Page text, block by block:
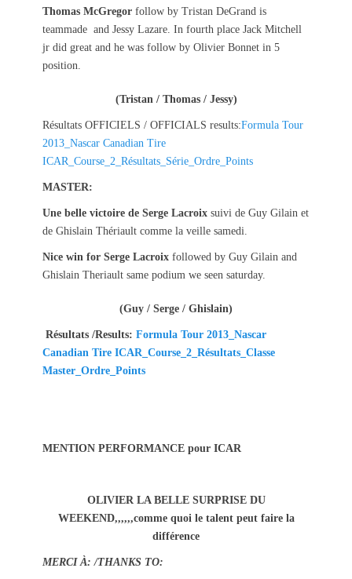
Thomas McGregor follow by Tristan DeGrand is
teammade and Jessy Lazare. In fourth place Jack Mitchell
jr did great and he was follow by Olivier Bonnet in 5
position.
(Tristan / Thomas / Jessy)
Résultats OFFICIELS / OFFICIALS results:Formula Tour
2013_Nascar Canadian Tire
ICAR_Course_2_Résultats_Série_Ordre_Points
MASTER:
Une belle victoire de Serge Lacroix suivi de Guy Gilain et
de Ghislain Thériault comme la veille samedi.
Nice win for Serge Lacroix followed by Guy Gilain and
Ghislain Theriault same podium we seen saturday.
(Guy / Serge / Ghislain)
Résultats /Results: Formula Tour 2013_Nascar
Canadian Tire ICAR_Course_2_Résultats_Classe
Master_Ordre_Points
MENTION PERFORMANCE pour ICAR
OLIVIER LA BELLE SURPRISE DU
WEEKEND,,,,,,comme quoi le talent peut faire la
différence
MERCI À: /THANKS TO: